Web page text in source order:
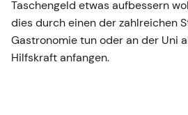
Taschengeld etwas aufbessern
dies durch einen der zahlreichen
Gastronomie tun oder an der Uni
Hilfskraft anfangen.